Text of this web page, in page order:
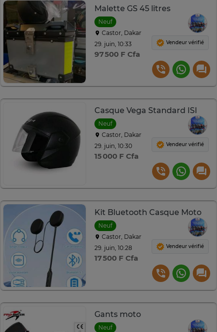
Malette GS 45 litres
Neuf
Castor, Dakar
29. juin, 10:33
97 500 F Cfa
Vendeur vérifié
Casque Vega Standard ISI
Neuf
Castor, Dakar
29. juin, 10:30
15 000 F Cfa
Vendeur vérifié
Kit Bluetooth Casque Moto
Neuf
Castor, Dakar
29. juin, 10:28
17 500 F Cfa
Vendeur vérifié
Gants moto
Neuf